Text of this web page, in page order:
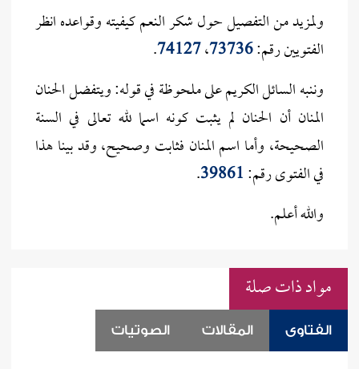
ولمزيد من التفصيل حول شكر النعم كيفيته وقواعده انظر
الفتويين رقم:73736،74127
.
وننبه السائل الكريم على ملحوظة في قوله: ويتفضل الحنان
المنان أن الحنان لم يثبت كونه اسما لله تعالى في السنة
الصحيحة، وأما اسم المنان فثابت وصحيح، وقد بينا هذا
في الفتوى رقم:39861
.
والله أعلم.
مواد ذات صلة
الفتاوى المقالات الصوتيات